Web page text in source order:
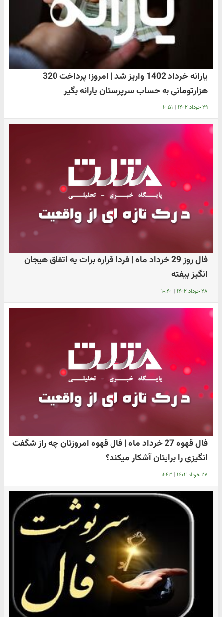
یارانه خرداد 1402 واریز شد | امروز؛ پرداخت 320
هزارتومانی به حساب سرپرستان یارانه بگیر
۲۹ خرداد ۱۴۰۲ | ۱۰:۵۱
فال روز 29 خرداد ماه | فردا قراره برات یه اتفاق هیجان
انگیز بیفته
۲۸ خرداد ۱۴۰۲ | ۱۰:۴۰
فال قهوه 27 خرداد ماه | فال قهوه امروزتان چه راز شگفت
انگیزی را برایتان آشکار میکند؟
۲۷ خرداد ۱۴۰۲ | ۱۱:۴۳